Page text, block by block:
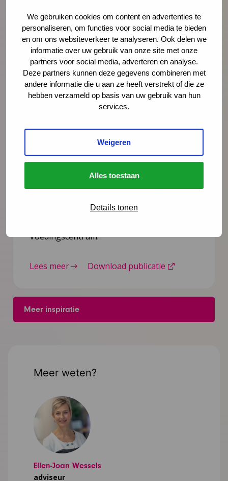
We gebruiken cookies om content en advertenties te
personaliseren, om functies voor social media te bieden
en om ons websiteverkeer te analyseren. Ook delen we
informatie over uw gebruik van onze site met onze
partners voor social media, adverteren en analyse.
Deze partners kunnen deze gegevens combineren met
andere informatie die u aan ze heeft verstrekt of die ze
hebben verzameld op basis van uw gebruik van hun
services.
Weigeren
Alles toestaan
Details tonen
Presentatie bij webinar over voeding
Presentatie bij het webinar 'Een gezonde
Voedingscentrum.
Lees meer Download publicatie
Meer inspiratie
Meer weten?
Ellen-Joan Wessels
adviseur